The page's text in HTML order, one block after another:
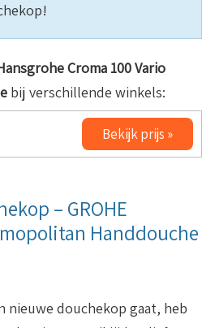
Croma 100 Vario
bij verschillende winkels:
Bekijk prijs »
– GROHE
Handdouche
nieuwe douchekop gaat, heb